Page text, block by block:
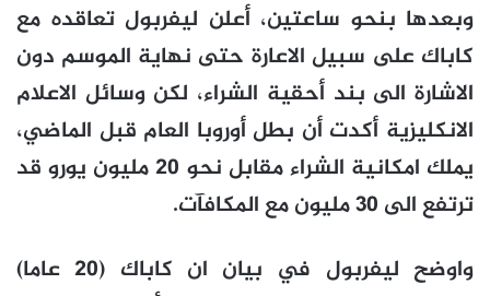
وبعدها بنحو ساعتين، أعلن ليفربول تعاقده مع
كاباك على سبيل الاعارة حتى نهاية الموسم دون
الاشارة الى بند أحقية الشراء، لكن وسائل الاعلام
الانكليزية أكدت أن بطل أوروبا العام قبل الماضي،
يملك امكانية الشراء مقابل نحو 20 مليون يورو قد
ترتفع الى 30 مليون مع المكافآت.
واوضح ليفربول في بيان ان كاباك (20 عاما)